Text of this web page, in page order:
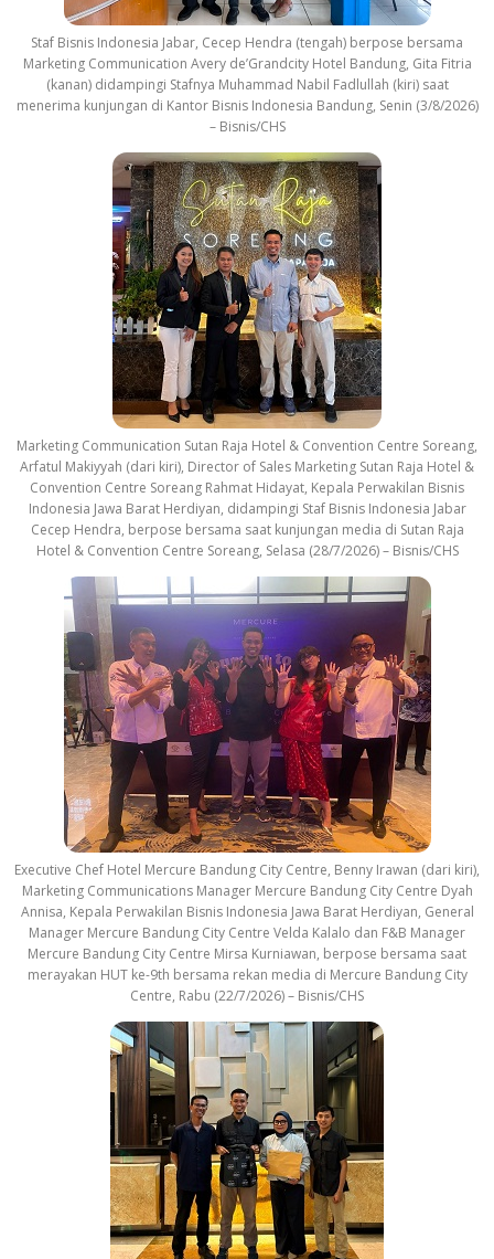
Staf Bisnis Indonesia Jabar, Cecep Hendra (tengah) berpose bersama
Marketing Communication Avery de’Grandcity Hotel Bandung, Gita Fitria
(kanan) didampingi Stafnya Muhammad Nabil Fadlullah (kiri) saat
menerima kunjungan di Kantor Bisnis Indonesia Bandung, Senin (3/8/2026)
– Bisnis/CHS
Marketing Communication Sutan Raja Hotel & Convention Centre Soreang,
Arfatul Makiyyah (dari kiri), Director of Sales Marketing Sutan Raja Hotel &
Convention Centre Soreang Rahmat Hidayat, Kepala Perwakilan Bisnis
Indonesia Jawa Barat Herdiyan, didampingi Staf Bisnis Indonesia Jabar
Cecep Hendra, berpose bersama saat kunjungan media di Sutan Raja
Hotel & Convention Centre Soreang, Selasa (28/7/2026) – Bisnis/CHS
Executive Chef Hotel Mercure Bandung City Centre, Benny Irawan (dari kiri),
Marketing Communications Manager Mercure Bandung City Centre Dyah
Annisa, Kepala Perwakilan Bisnis Indonesia Jawa Barat Herdiyan, General
Manager Mercure Bandung City Centre Velda Kalalo dan F&B Manager
Mercure Bandung City Centre Mirsa Kurniawan, berpose bersama saat
merayakan HUT ke-9th bersama rekan media di Mercure Bandung City
Centre, Rabu (22/7/2026) – Bisnis/CHS